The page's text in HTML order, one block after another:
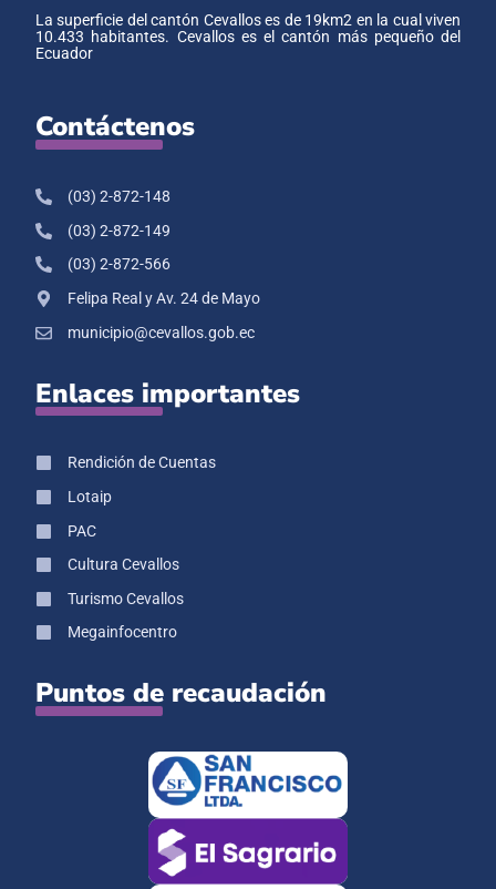
La superficie del cantón Cevallos es de 19km2 en la cual viven
10.433 habitantes. Cevallos es el cantón más pequeño del
Ecuador
Contáctenos
(03) 2-872-148
(03) 2-872-149
(03) 2-872-566
Felipa Real y Av. 24 de Mayo
municipio@cevallos.gob.ec
Enlaces importantes
Rendición de Cuentas
Lotaip
PAC
Cultura Cevallos
Turismo Cevallos
Megainfocentro
Puntos de recaudación